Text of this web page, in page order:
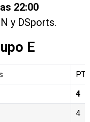
22:00
y DSports.
E
4
4